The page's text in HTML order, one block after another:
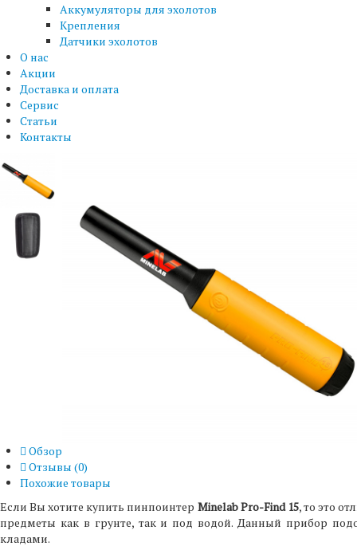
Аккумуляторы для эхолотов
Крепления
Датчики эхолотов
О нас
Акции
Доставка и оплата
Сервис
Статьи
Контакты
Обзор
Отзывы (0)
Похожие товары
Если Вы хотите купить пинпоинтер Minelab Pro-Find 15, то это
предметы как в грунте, так и под водой. Данный прибор
кладами.